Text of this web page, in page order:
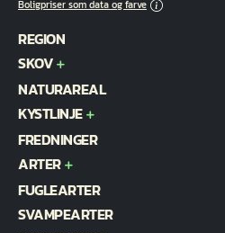
Boligpriser som data og farve
REGION
SKOV
NATURAREAL
KYSTLINJE
FREDNINGER
ARTER
FUGLEARTER
SVAMPEARTER